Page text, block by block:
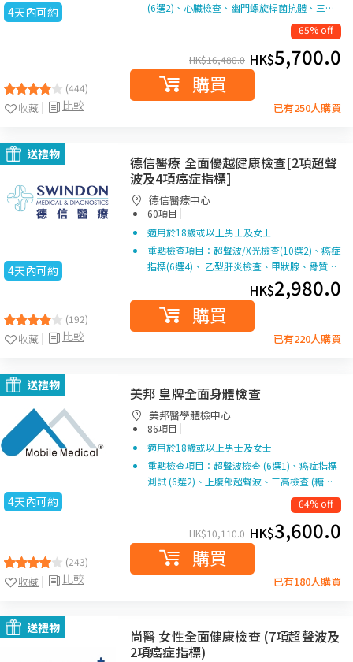
4天內可約
(444)
比較
收藏
(6選2)、心臟檢查、幽門螺旋桿菌抗體、三…
65% off
HK$16,480.0 HK$5,700.0
購買
已有250人購買
送禮物
4天內可約
(192)
比較
收藏
德信醫療 全面優越健康檢查[2項超聲
波及4項癌症指標]
德信醫療中心
60項目 |
適用於18歲或以上男士及女士
重點檢查項目：超聲波/X光檢查(10選2)、癌症
指標(6選4)、 乙型肝炎檢查、甲狀腺、骨質…
HK$2,980.0
購買
已有220人購買
送禮物
4天內可約
(243)
比較
收藏
美邦 皇牌全面身體檢查
美邦醫學體檢中心
86項目 |
適用於18歲或以上男士及女士
重點檢查項目：超聲波檢查 (6選1)、癌症指標
測試 (6選2)、上腹部超聲波、三高檢查 (糖…
64% off
HK$10,110.0 HK$3,600.0
購買
已有180人購買
送禮物
尚醫 女性全面健康檢查 (7項超聲波及
2項癌症指標)